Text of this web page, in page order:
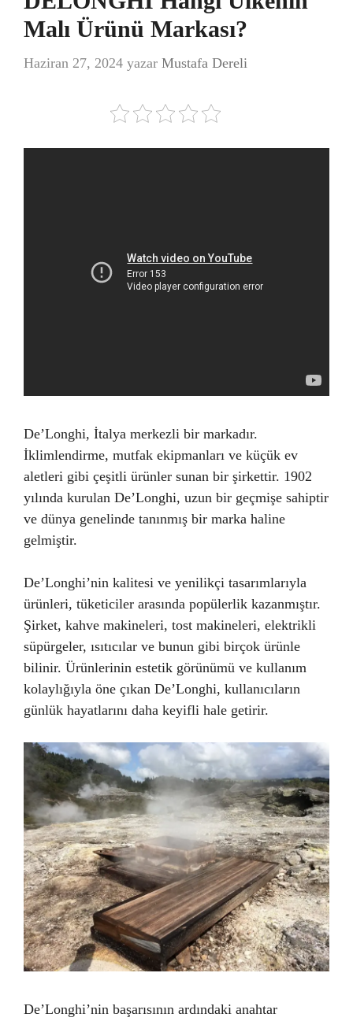
Malı Ürünü Markası?
Haziran 27, 2024 yazar Mustafa Dereli
De’Longhi, İtalya merkezli bir markadır.
İklimlendirme, mutfak ekipmanları ve küçük ev
aletleri gibi çeşitli ürünler sunan bir şirkettir. 1902
yılında kurulan De’Longhi, uzun bir geçmişe sahiptir
ve dünya genelinde tanınmış bir marka haline
gelmiştir.
De’Longhi’nin kalitesi ve yenilikçi tasarımlarıyla
ürünleri, tüketiciler arasında popülerlik kazanmıştır.
Şirket, kahve makineleri, tost makineleri, elektrikli
süpürgeler, ısıtıcılar ve bunun gibi birçok ürünle
bilinir. Ürünlerinin estetik görünümü ve kullanım
kolaylığıyla öne çıkan De’Longhi, kullanıcıların
günlük hayatlarını daha keyifli hale getirir.
De’Longhi’nin başarısının ardındaki anahtar